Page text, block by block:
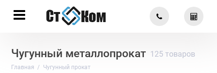
Чугунный металлопрокат 125 товаров
Главная Чугунный прокат